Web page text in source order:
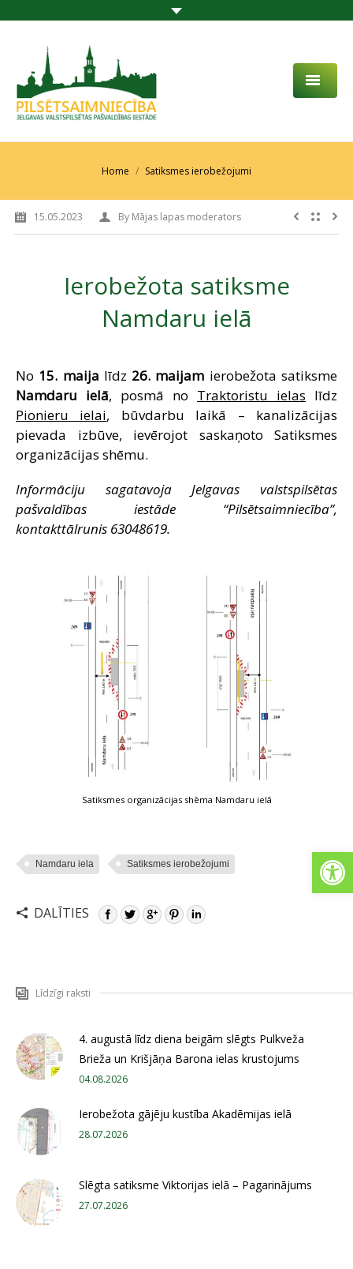
PAR MUMS
SAZIŅA
You are here:Home Satiksmes ierobežojumi
15.05.2023 By Mājas lapas moderators
Ierobežota satiksme
Namdaru ielā
No 15. maija līdz 26. maijam ierobežota satiksme
Namdaru ielā, posmā no Traktoristu ielas līdz
Pionieru ielai, būvdarbu laikā – kanalizācijas
pievada izbūve, ievērojot saskaņoto Satiksmes
organizācijas shēmu.
Informāciju sagatavoja Jelgavas valstspilsētas
pašvaldības iestāde “Pilsētsaimniecība”,
kontakttālrunis 63048619.
Satiksmes organizācijas shēma Namdaru ielā
Namdaru iela Satiksmes ierobežojumi
DALĪTIES
Līdzīgi raksti
4. augustā līdz diena beigām slēgts Pulkveža
Brieža un Krišjāņa Barona ielas krustojums
04.08.2026
Ierobežota gājēju kustība Akadēmijas ielā
28.07.2026
Slēgta satiksme Viktorijas ielā – Pagarinājums
27.07.2026